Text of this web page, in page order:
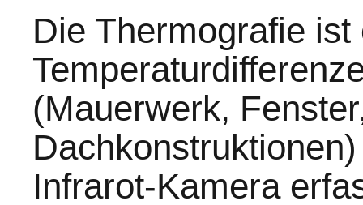
Die Thermografie
(Mauerwerk,
Infrarot-Kamera